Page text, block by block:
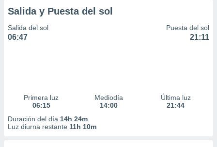
la
medir el
de la
de
de
uso de
Salida y Puesta del sol
Salida del sol
06:47
Puesta del sol
21:11
Primera luz
06:15
Mediodía
14:00
Última luz
21:44
Duración del día 14h 24m
Luz diurna restante 11h 10m